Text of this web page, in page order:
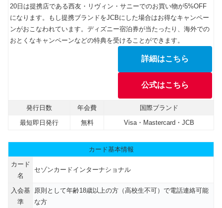
20日は提携店である西友・リヴィン・サニーでのお買い物が5%OFF
になります。もし提携ブランドをJCBにした場合はお得なキャンペー
ンがおこなわれています。ディズニー宿泊券が当たったり、海外での
おとくなキャンペーンなどの特典を受けることができます。
詳細はこちら
公式はこちら
発行日数 年会費
国際ブランド
最短即日発行
無料 Visa・Mastercard・JCB
カード基本情報
カード
名
セゾンカードインターナショナル
入会基
準
原則として年齢18歳以上の方（高校生不可）で電話連絡可能
な方